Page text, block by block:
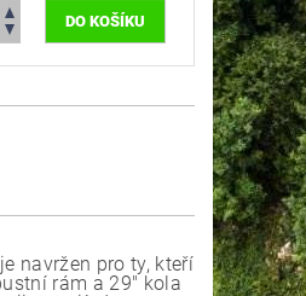
navržen pro ty, kteří
rám a 29" kola